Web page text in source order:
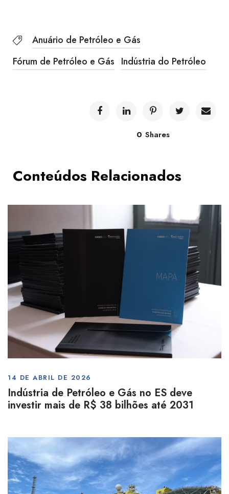
Anuário de Petróleo e Gás
Fórum de Petróleo e Gás Indústria do Petróleo
0 Shares
Conteúdos Relacionados
14 DE ABRIL DE 2026
Indústria de Petróleo e Gás no ES deve
investir mais de R$ 38 bilhões até 2031